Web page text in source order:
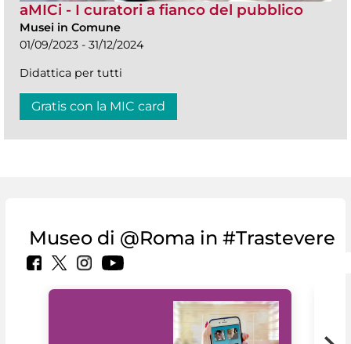
aMICi - I curatori a fianco del pubblico
Musei in Comune
01/09/2023 - 31/12/2024
Didattica per tutti
Gratis con la MIC card
Museo di @Roma in #Trastevere